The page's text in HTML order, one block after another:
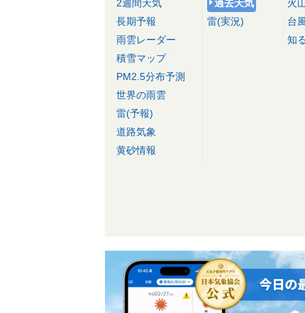
2週間天気
長期予報
雨雲レーダー
積雪マップ
PM2.5分布予測
世界の雨雲
雷(予報)
道路気象
黄砂情報
過去天気
雷(実況)
火
台
知